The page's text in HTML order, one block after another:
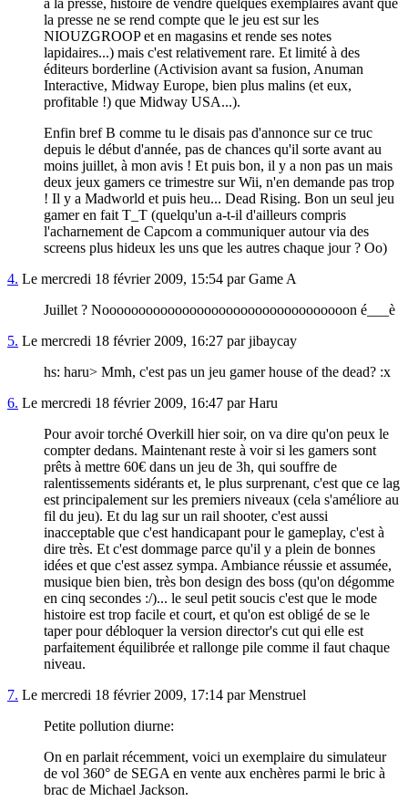
à la presse, histoire de vendre quelques exemplaires avant que
la presse ne se rend compte que le jeu est sur les
NIOUZGROOP et en magasins et rende ses notes
lapidaires...) mais c'est relativement rare. Et limité à des
éditeurs borderline (Activision avant sa fusion, Anuman
Interactive, Midway Europe, bien plus malins (et eux,
profitable !) que Midway USA...).
Enfin bref B comme tu le disais pas d'annonce sur ce truc
depuis le début d'année, pas de chances qu'il sorte avant au
moins juillet, à mon avis ! Et puis bon, il y a non pas un mais
deux jeux gamers ce trimestre sur Wii, n'en demande pas trop
! Il y a Madworld et puis heu... Dead Rising. Bon un seul jeu
gamer en fait T_T (quelqu'un a-t-il d'ailleurs compris
l'acharnement de Capcom a communiquer autour via des
screens plus hideux les uns que les autres chaque jour ? Oo)
4. Le mercredi 18 février 2009, 15:54 par Game A
Juillet ? Noooooooooooooooooooooooooooooooooon é___è
5. Le mercredi 18 février 2009, 16:27 par jibaycay
hs: haru> Mmh, c'est pas un jeu gamer house of the dead? :x
6. Le mercredi 18 février 2009, 16:47 par Haru
Pour avoir torché Overkill hier soir, on va dire qu'on peux le
compter dedans. Maintenant reste à voir si les gamers sont
prêts à mettre 60€ dans un jeu de 3h, qui souffre de
ralentissements sidérants et, le plus surprenant, c'est que ce lag
est principalement sur les premiers niveaux (cela s'améliore au
fil du jeu). Et du lag sur un rail shooter, c'est aussi
inacceptable que c'est handicapant pour le gameplay, c'est à
dire très. Et c'est dommage parce qu'il y a plein de bonnes
idées et que c'est assez sympa. Ambiance réussie et assumée,
musique bien bien, très bon design des boss (qu'on dégomme
en cinq secondes :/)... le seul petit soucis c'est que le mode
histoire est trop facile et court, et qu'on est obligé de se le
taper pour débloquer la version director's cut qui elle est
parfaitement équilibrée et rallonge pile comme il faut chaque
niveau.
7. Le mercredi 18 février 2009, 17:14 par Menstruel
Petite pollution diurne:
On en parlait récemment, voici un exemplaire du simulateur
de vol 360° de SEGA en vente aux enchères parmi le bric à
brac de Michael Jackson.